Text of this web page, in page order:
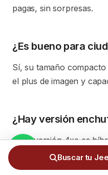
pagas, sin sorpresas.
¿Es bueno para
Sí, su tamaño
el plus de imagen y
¿Hay versión
Sí, la versión 4xe es
Buscar tu